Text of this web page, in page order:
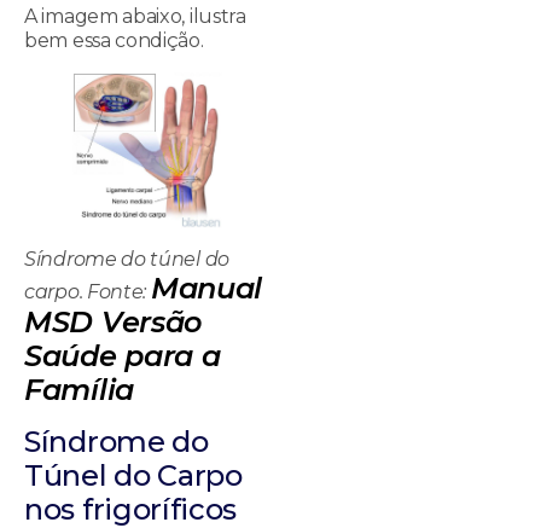
A imagem abaixo, ilustra
bem essa condição.
Síndrome do túnel do
carpo. Fonte: Manual
MSD Versão
Saúde para a
Família
Síndrome do
Túnel do Carpo
nos frigoríficos